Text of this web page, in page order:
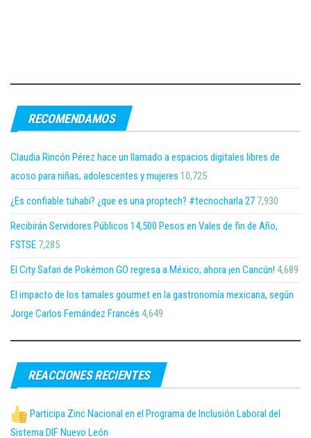
RECOMENDAMOS
Claudia Rincón Pérez hace un llamado a espacios digitales libres de
acoso para niñas, adolescentes y mujeres 10,725
¿Es confiable tuhabi? ¿que es una proptech? #tecnocharla 27 7,930
Recibirán Servidores Públicos 14,500 Pesos en Vales de fin de Año,
FSTSE 7,285
El City Safari de Pokémon GO regresa a México, ahora ¡en Cancún! 4,689
El impacto de los tamales gourmet en la gastronomía mexicana, según
Jorge Carlos Fernández Francés 4,649
REACCIONES RECIENTES
Participa Zinc Nacional en el Programa de Inclusión Laboral del
Sistema DIF Nuevo León